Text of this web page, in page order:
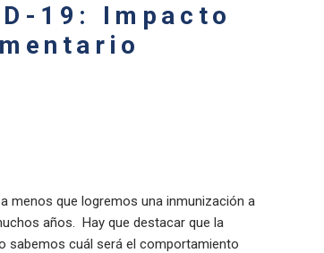
19: Impacto
menos que logremos una inmunización a
años. Hay que destacar que la
sabemos cuál será el comportamiento